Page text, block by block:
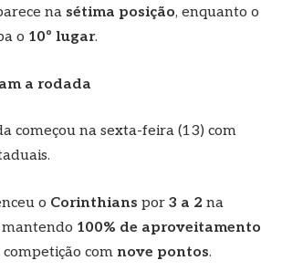
na sétima posição, enquanto o
o 10º lugar.
a rodada
começou na sexta-feira (13) com
o Corinthians por 3 a 2 na
mantendo 100% de aproveitamento
com nove pontos.